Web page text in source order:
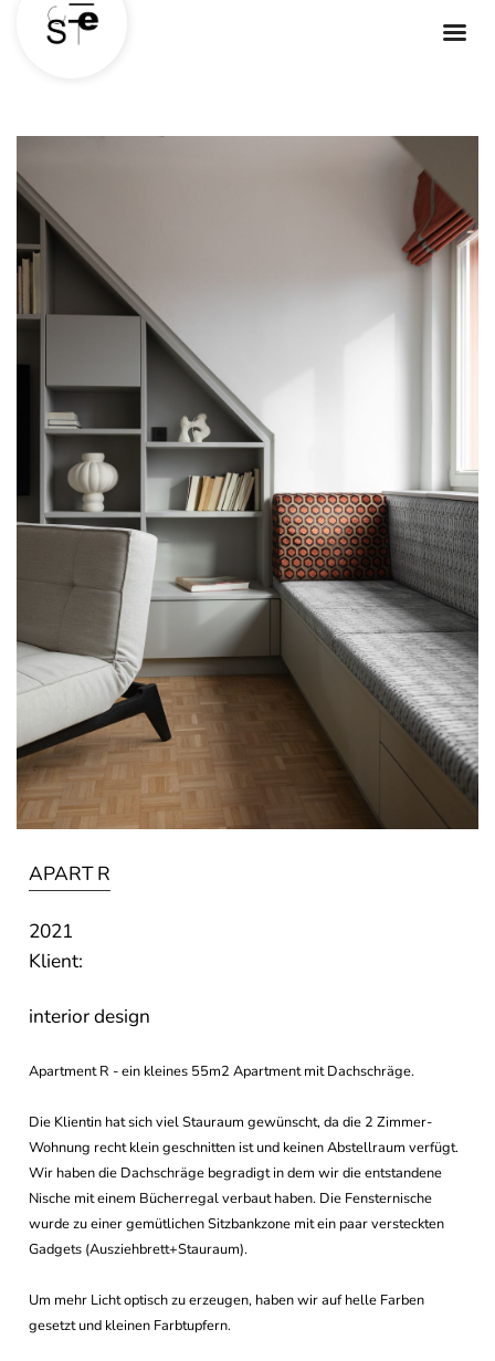
APART R
2021
Klient:
interior design
Apartment R - ein kleines 55m2 Apartment mit Dachschräge.
Die Klientin hat sich viel Stauraum gewünscht, da die 2 Zimmer-
Wohnung recht klein geschnitten ist und keinen Abstellraum verfügt.
Wir haben die Dachschräge begradigt in dem wir die entstandene
Nische mit einem Bücherregal verbaut haben. Die Fensternische
wurde zu einer gemütlichen Sitzbankzone mit ein paar versteckten
Gadgets (Ausziehbrett+Stauraum).
Um mehr Licht optisch zu erzeugen, haben wir auf helle Farben
gesetzt und kleinen Farbtupfern.